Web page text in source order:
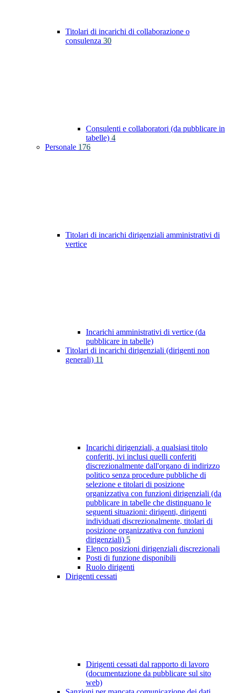
Titolari di incarichi di collaborazione o
consulenza 30
Consulenti e collaboratori (da pubblicare in
tabelle) 4
Personale 176
Titolari di incarichi dirigenziali amministrativi di
vertice
Incarichi amministrativi di vertice (da
pubblicare in tabelle)
Titolari di incarichi dirigenziali (dirigenti non
generali) 11
Incarichi dirigenziali, a qualsiasi titolo
conferiti, ivi inclusi quelli conferiti
discrezionalmente dall'organo di indirizzo
politico senza procedure pubbliche di
selezione e titolari di posizione
organizzativa con funzioni dirigenziali (da
pubblicare in tabelle che distinguano le
seguenti situazioni: dirigenti, dirigenti
individuati discrezionalmente, titolari di
posizione organizzativa con funzioni
dirigenziali) 5
Elenco posizioni dirigenziali discrezionali
Posti di funzione disponibili
Ruolo dirigenti
Dirigenti cessati
Dirigenti cessati dal rapporto di lavoro
(documentazione da pubblicare sul sito
web)